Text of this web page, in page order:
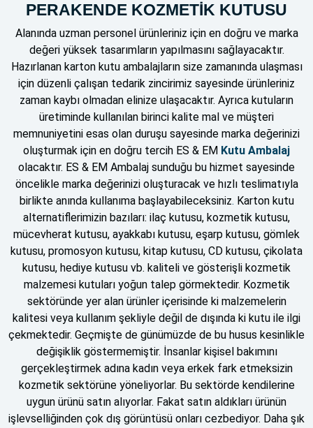
PERAKENDE KOZMETİK KUTUSU
Alanında uzman personel ürünleriniz için en doğru ve marka
değeri yüksek tasarımların yapılmasını sağlayacaktır.
Hazırlanan karton kutu ambalajların size zamanında ulaşması
için düzenli çalışan tedarik zincirimiz sayesinde ürünleriniz
zaman kaybı olmadan elinize ulaşacaktır. Ayrıca kutuların
üretiminde kullanılan birinci kalite mal ve müşteri
memnuniyetini esas olan duruşu sayesinde marka değerinizi
oluşturmak için en doğru tercih ES & EM Kutu Ambalaj
olacaktır. ES & EM Ambalaj sunduğu bu hizmet sayesinde
öncelikle marka değerinizi oluşturacak ve hızlı teslimatıyla
birlikte anında kullanıma başlayabileceksiniz. Karton kutu
alternatiflerimizin bazıları: ilaç kutusu, kozmetik kutusu,
mücevherat kutusu, ayakkabı kutusu, eşarp kutusu, gömlek
kutusu, promosyon kutusu, kitap kutusu, CD kutusu, çikolata
kutusu, hediye kutusu vb. kaliteli ve gösterişli kozmetik
malzemesi kutuları yoğun talep görmektedir. Kozmetik
sektöründe yer alan ürünler içerisinde ki malzemelerin
kalitesi veya kullanım şekliyle değil de dışında ki kutu ile ilgi
çekmektedir. Geçmişte de günümüzde de bu husus kesinlikle
değişiklik göstermemiştir. İnsanlar kişisel bakımını
gerçekleştirmek adına kadın veya erkek fark etmeksizin
kozmetik sektörüne yöneliyorlar. Bu sektörde kendilerine
uygun ürünü satın alıyorlar. Fakat satın aldıkları ürünün
işlevselliğinden çok dış görüntüsü onları cezbediyor. Daha şık